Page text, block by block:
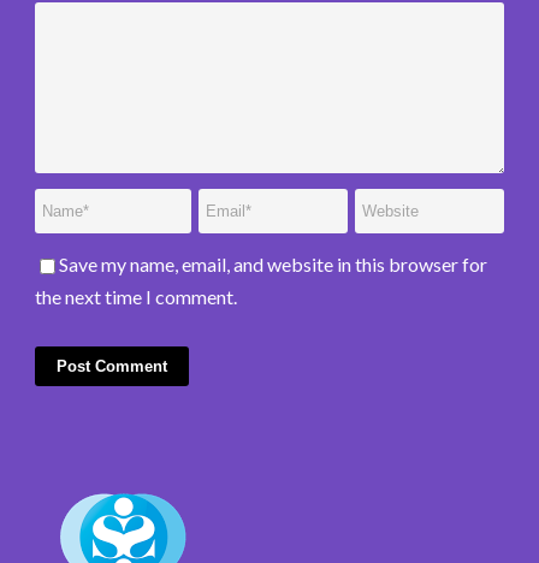
Save my name, email, and website in this browser for
the next time I comment.